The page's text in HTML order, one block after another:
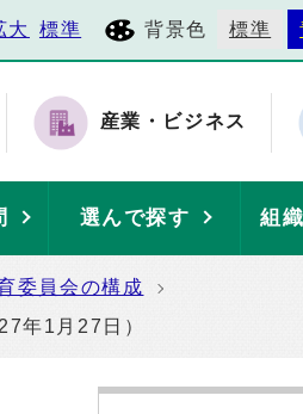
大 標準 背景色 標準
産業・ビジネス
選んで探す 組
委員会の構成
年1月27日）